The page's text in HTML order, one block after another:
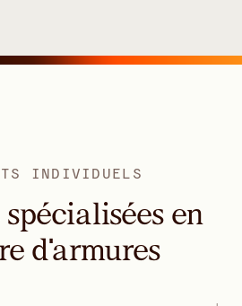
INDIVIDUELS
en
d'armures